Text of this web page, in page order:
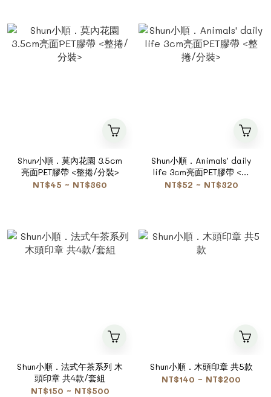
Shun小順．莫內花園 3.5cm
亮面PET膠帶 <整捲/分裝>
NT$45 ~ NT$360
Shun小順．Animals' daily
life 3cm亮面PET膠帶 <整
捲/分裝>
NT$52 ~ NT$320
Shun小順．法式午茶系列 木
頭印章 共4款/套組
NT$150 ~ NT$500
Shun小順．木頭印章 共5款
NT$140 ~ NT$200